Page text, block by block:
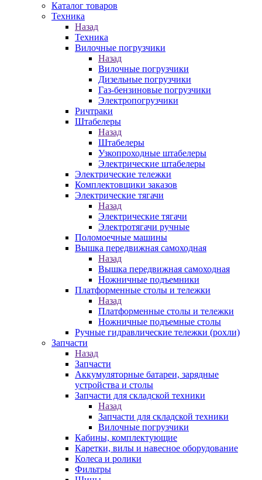
Каталог товаров
Техника
Назад
Техника
Вилочные погрузчики
Назад
Вилочные погрузчики
Дизельные погрузчики
Газ-бензиновые погрузчики
Электропогрузчики
Ричтраки
Штабелеры
Назад
Штабелеры
Узкопроходные штабелеры
Электрические штабелеры
Электрические тележки
Комплектовщики заказов
Электрические тягачи
Назад
Электрические тягачи
Электротягачи ручные
Поломоечные машины
Вышка передвижная самоходная
Назад
Вышка передвижная самоходная
Ножничные подъемники
Платформенные столы и тележки
Назад
Платформенные столы и тележки
Ножничные подъемные столы
Ручные гидравлические тележки (рохли)
Запчасти
Назад
Запчасти
Аккумуляторные батареи, зарядные
устройства и столы
Запчасти для складской техники
Назад
Запчасти для складской техники
Вилочные погрузчики
Кабины, комплектующие
Каретки, вилы и навесное оборудование
Колеса и ролики
Фильтры